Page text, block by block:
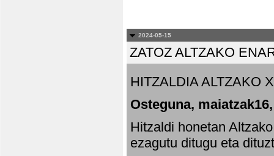
2024-05-15
ZATOZ ALTZAKO
HITZALDIA ALTZAKO
Osteguna,
Hitzaldi honetan
ezagutu ditugu eta